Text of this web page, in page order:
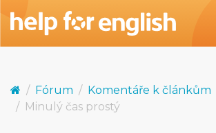
Fórum
Komentáře k článkům
Minulý čas prostý